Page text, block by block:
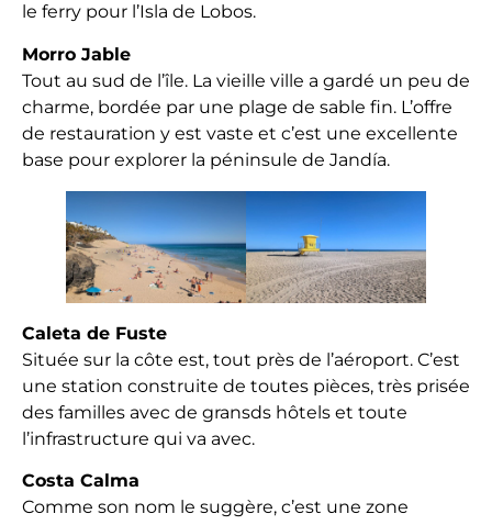
le ferry pour l’Isla de Lobos.
Morro Jable
Tout au sud de l’île. La vieille ville a gardé un peu de
charme, bordée par une plage de sable fin. L’offre
de restauration y est vaste et c’est une excellente
base pour explorer la péninsule de Jandía.
Caleta de Fuste
Située sur la côte est, tout près de l’aéroport. C’est
une station construite de toutes pièces, très prisée
des familles avec de gransds hôtels et toute
l’infrastructure qui va avec.
Costa Calma
Comme son nom le suggère, c’est une zone